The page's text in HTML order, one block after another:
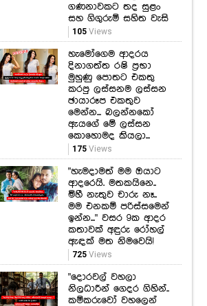
හැමෝගෙම ආදරය
දිනාගත්ත රෂි ප්‍රභා
මුහුණු පොතට එකතු
කරපු ලස්සනම ලස්සන
ඡායාරූප එකතුව
මෙන්න... බලන්නකෝ
ඇයගේ මේ ලස්සන
කොහොමද කියලා...
175Views
"හැමදාමත් මම ඔයාට
ආදරෙයි. මතකයිනෙ..
මිහී නැතුව චාරු නෑ..
මම එනකම් පරිස්සමෙන්
ඉන්න..." වසර 9ක ආදර
කතාවක් අඳුරු රෝහල්
ඇඳක් මත නිමවෙයි!
725Views
"දොරවල් වහලා
නිලධාරීන් ගෙදර ගිහින්..
කම්කරුවෝ වහලෙන්
පැනලා..." පාඩම් කරන්න
ගිය දියණියට
පුස්තකාලයේදී සිදුවුණු
අකරතැබ්බය